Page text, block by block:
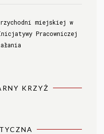
miejskiej w
Pracowniczej
KRZYŻ